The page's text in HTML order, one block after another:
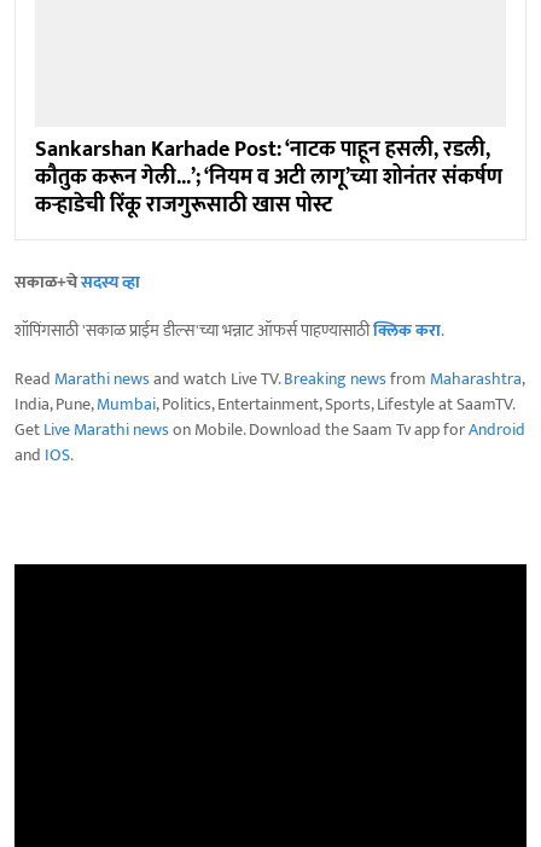
Sankarshan Karhade Post: ‘नाटक पाहून हसली, रडली,
कौतुक करून गेली...’; ‘नियम व अटी लागू’च्या शोनंतर संकर्षण
कऱ्हाडेची रिंकू राजगुरूसाठी खास पोस्ट
सकाळ+चेसदस्य व्हा
शॉपिंगसाठी 'सकाळ प्राईम डील्स'च्या भन्नाट ऑफर्स पाहण्यासाठीक्लिक करा.
Read Marathi newsand watch Live TV.Breaking newsfrom Maharashtra,
India, Pune,Mumbai, Politics, Entertainment, Sports, Lifestyle at SaamTV.
GetLive Marathi newson Mobile. Download the Saam Tv app forAndroid
and IOS.